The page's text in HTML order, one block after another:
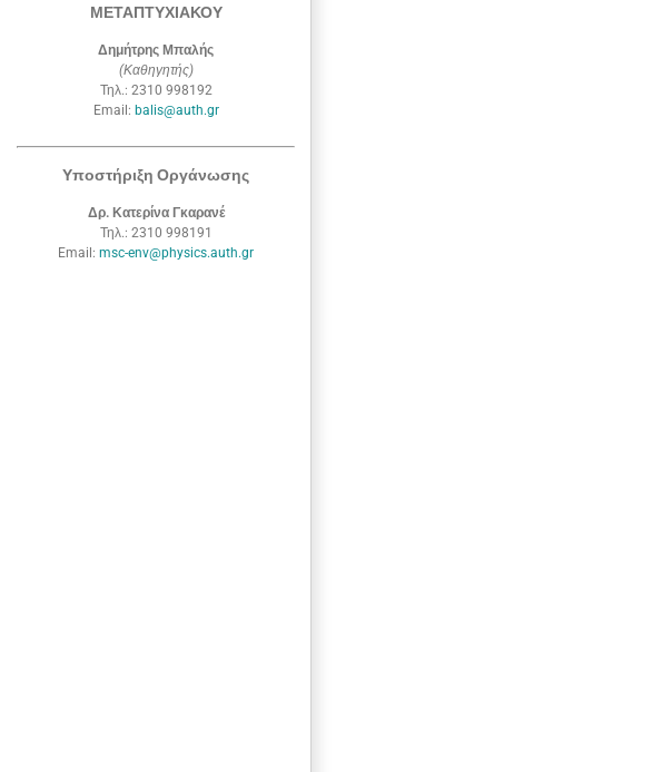
ΜΕΤΑΠΤΥΧΙΑΚΟΥ
Δημήτρης Μπαλής
(Καθηγητής)
Τηλ.: 2310 998192
Email: balis@auth.gr
Υποστήριξη Οργάνωσης
Δρ. Κατερίνα Γκαρανέ
Τηλ.: 2310 998191
Email: msc-env@physics.auth.gr